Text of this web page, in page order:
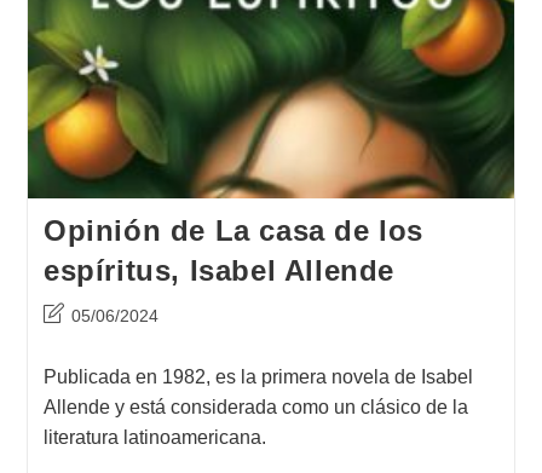
Opinión de La casa de los
espíritus, Isabel Allende
Última
de
la
entrada:
05/06/2024
Publicada en 1982, es la primera novela de Isabel
Allende y está considerada como un clásico de la
literatura latinoamericana.